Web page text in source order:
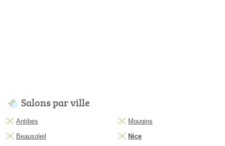
Salons par ville
Antibes
Beausoleil
Mougins
Nice